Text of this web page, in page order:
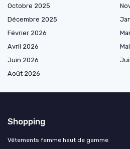
Octobre 2025
Décembre 2025
Février 2026
Avril 2026
Juin 2026
Août 2026
Shopping
Vêtements femme haut de gamme